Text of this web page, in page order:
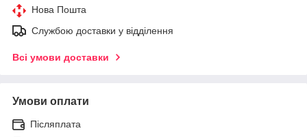
Нова Пошта
Службою доставки у відділення
Всі умови доставки
Умови оплати
Післяплата